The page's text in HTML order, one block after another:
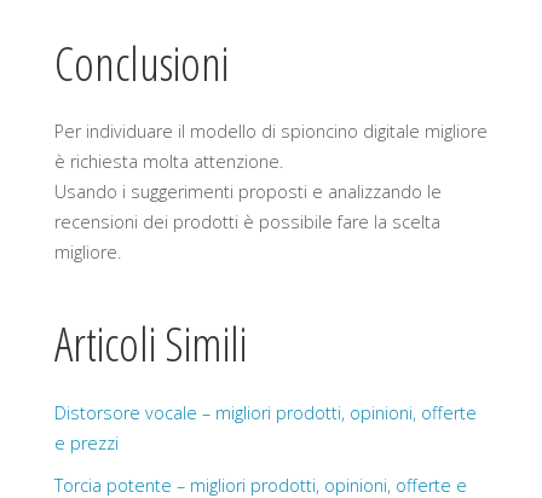
Conclusioni
Per individuare il modello di spioncino digitale migliore
è richiesta molta attenzione.
Usando i suggerimenti proposti e analizzando le
recensioni dei prodotti è possibile fare la scelta
migliore.
Articoli Simili
Distorsore vocale – migliori prodotti, opinioni, offerte
e prezzi
Torcia potente – migliori prodotti, opinioni, offerte e